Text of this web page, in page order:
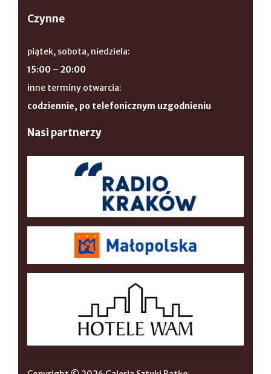
Czynne
piątek, sobota, niedziela:
15:00 – 20:00
inne terminy otwarcia:
codziennie, po telefonicznym uzgodnieniu
Nasi partnerzy